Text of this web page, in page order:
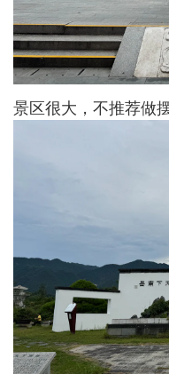
景区很大，不推荐做